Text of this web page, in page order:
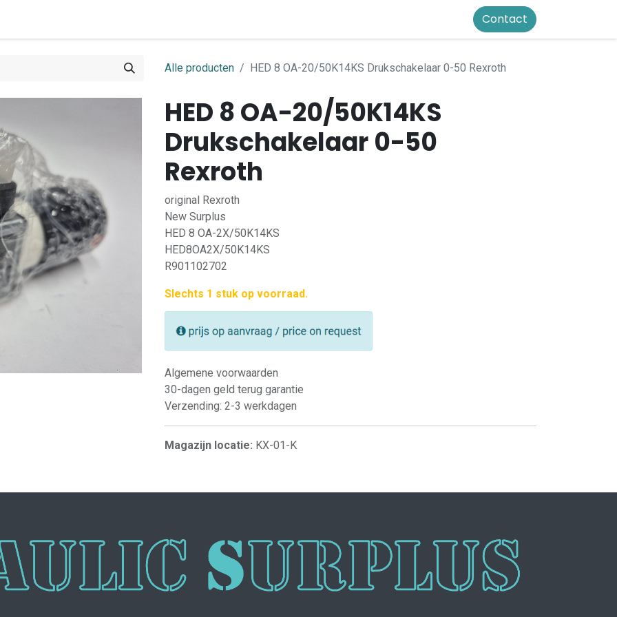
Contact
Alle producten HED 8 OA-20/50K14KS Drukschakelaar 0-50 Rexroth
HED 8 OA-20/50K14KS
Drukschakelaar 0-50
Rexroth
original Rexroth
New Surplus
HED 8 OA-2X/50K14KS
HED8OA2X/50K14KS
R901102702
Slechts 1 stuk op voorraad.
Algemene voorwaarden
30-dagen geld terug garantie
Verzending: 2-3 werkdagen
Magazijn locatie: KX-01-K